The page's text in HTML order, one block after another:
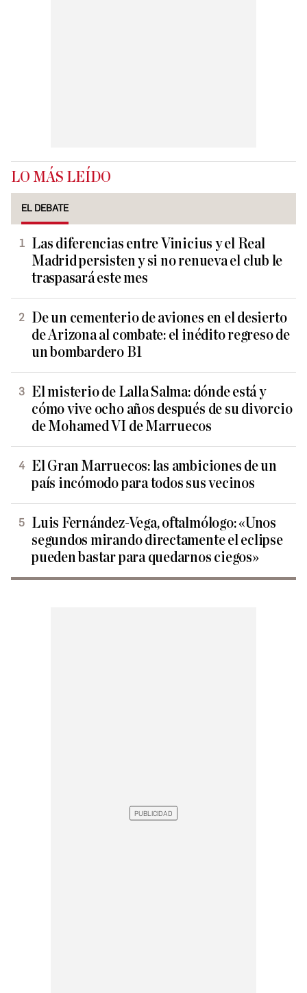
LO MÁS LEÍDO
EL DEBATE
Las diferencias entre Vinicius y el Real
Madrid persisten y si no renueva el club le
traspasará este mes
De un cementerio de aviones en el desierto
de Arizona al combate: el inédito regreso de
un bombardero B1
El misterio de Lalla Salma: dónde está y
cómo vive ocho años después de su divorcio
de Mohamed VI de Marruecos
El Gran Marruecos: las ambiciones de un
país incómodo para todos sus vecinos
Luis Fernández-Vega, oftalmólogo: «Unos
segundos mirando directamente el eclipse
pueden bastar para quedarnos ciegos»